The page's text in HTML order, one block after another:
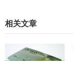
相关文章